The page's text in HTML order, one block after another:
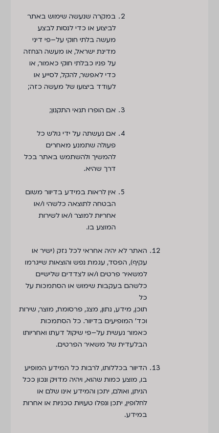
במקרה שנעשה שימוש באתר
לביצוע או כדי לנסות לבצע
מעשה בלתי חוקי על–פי דיני
מדינת ישראל, או מעשה הנחזה
על פניו כבלתי חוקי כאמור, או
כדי לאפשר, להקל, לסייע או
לעודד ביצועו של מעשה כזה;
אם הופרו תנאי התקנון;
אם נעשתה על ידי גולש כל
פעולה שתמנע מאחרים
להמשיך ולהשתמש באתר בכל
דרך שהיא.
אין לראות במידע בדיוור משום
הבטחה לתוצאה כלשהי ו/או
אחריות למוצר ו/או לשירות
המוצע בו.
האתר לא יהיה אחראי לכל נזק (ישיר או
עקיף), הפסד, עגמת נפש והוצאות שייגרמו
למשאיר פרטים ו/או לצדדים שלישיים
כלשהם בעקבות שימוש או הסתמכות על
כל
תוכן, מידע, נתון, מצג, פרסומת, מוצר, שירות
וכד' המופיעים בדיוור. כל הסתמכות
כאמור נעשית על–פי שיקול דעתו ואחריותו
הבלעדית של משאיר הפרטים.
הדיוור בכללותו, לרבות כל המידע המופיע
בו, מוצע כמות שהוא, ויהיה מדויק ונכון ככל
הניתן, ואולם, יתכן והמידע אינו שלם או
לחלופין, יתכן ונפלו טעויות טכניות או אחרות
במידע.